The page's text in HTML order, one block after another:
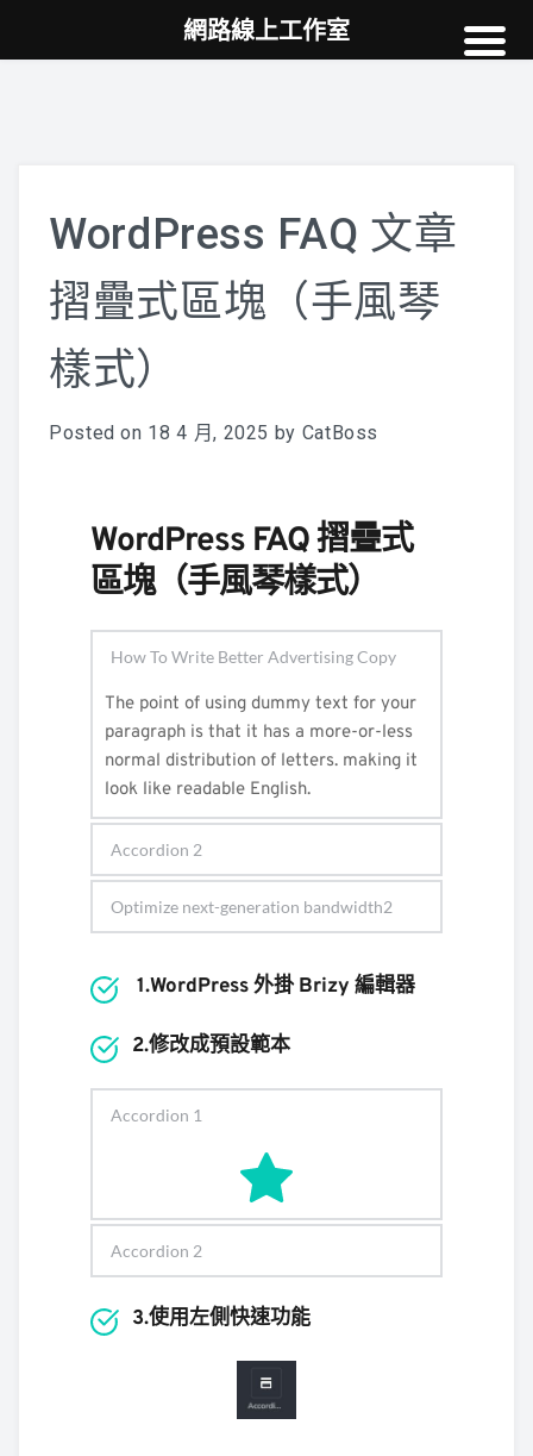
高雄網頁設計
NEWS
AI
WordPress FAQ 文章
摺疊式區塊（手風琴
樣式）
Posted on 18 4 月, 2025 by CatBoss
WordPress FAQ 摺疊式
區塊（手風琴樣式）
How To Write Better Advertising Copy
The point of using dummy text for your
paragraph is that it has a more-or-less
normal distribution of letters. making it
look like readable English.
Accordion 2
The point of using dummy text for your
paragraph is that it has a more-or-less
look like readable English.
Optimize next-generation bandwidth2
your paragraph is that it has a
more-or-less normal distribution
of letters. making it look like
1.WordPress 外掛 Brizy 編輯器
2.修改成預設範本
Accordion 1
Accordion 2
BUTTON
3.使用左側快速功能
網路線上工作室